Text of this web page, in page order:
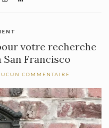
votre recherche
San Francisco
COMMENTAIRE